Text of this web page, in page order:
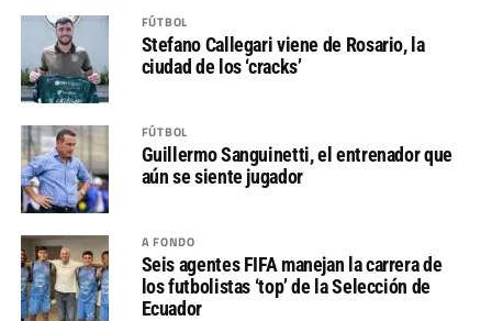
FÚTBOL
Stefano Callegari viene de Rosario, la
ciudad de los ‘cracks’
FÚTBOL
Guillermo Sanguinetti, el entrenador que
aún se siente jugador
A FONDO
Seis agentes FIFA manejan la carrera de
los futbolistas ‘top’ de la Selección de
Ecuador